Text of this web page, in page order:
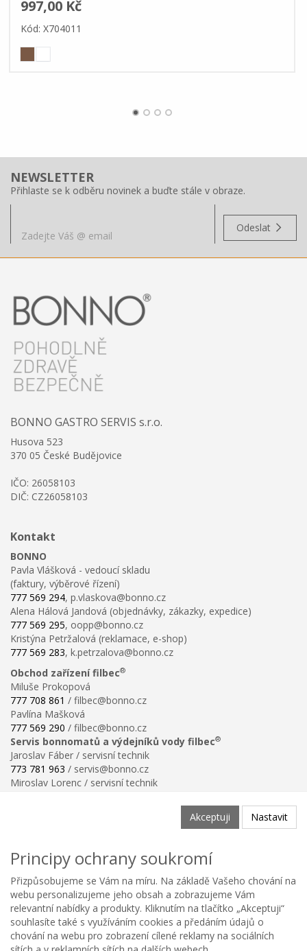
997,00 Kč
Kód: X704011
NEWSLETTER
Přihlaste se k odběru novinek a buďte stále v obraze.
Odeslat
BONNO GASTRO SERVIS s.r.o.
Husova 523
370 05 České Budějovice
IČO: 26058103
DIČ: CZ26058103
Kontakt
BONNO
Pavla Vlášková - vedoucí skladu
(faktury, výběrové řízení)
777 569 294, p.vlaskova@bonno.cz
Alena Hálová Jandová (objednávky, zákazky, expedice)
777 569 295, oopp@bonno.cz
Kristýna Petržalová (reklamace, e-shop)
777 569 283, k.petrzalova@bonno.cz
Obchod zařízení filbec®
Miluše Prokopová
777 708 861 / filbec@bonno.cz
Pavlína Mašková
777 569 290 / filbec@bonno.cz
Servis bonnomatů a výdejníků vody filbec®
Jaroslav Fáber / servisní technik
773 781 963 / servis@bonno.cz
Miroslav Lorenc / servisní technik
Ochrana osobních údajů
Poučení o právu na odstoupení od smlouvy
Reklamační řád
Reklamační protokol ke stažení
Velikostní tabulka
Nastavení soukromí
Odstoupení od smlouvy
Akceptuji Nastavit
Principy ochrany soukromí
Přizpůsobujeme se Vám na míru. Na základě Vašeho chování na
webu personalizujeme jeho obsah a zobrazujeme Vám
relevantní nabídky a produkty. Kliknutím na tlačítko „Akceptuji“
souhlasíte také s využíváním cookies a předáním údajů o
chování na webu pro zobrazení cílené reklamy na sociálních